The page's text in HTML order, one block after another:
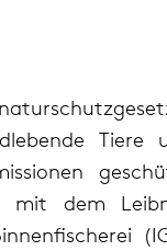
Tiere
mit dem